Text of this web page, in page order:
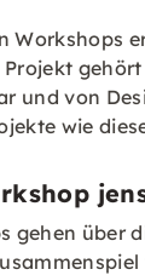
Workshops
und von
wie
gehen über